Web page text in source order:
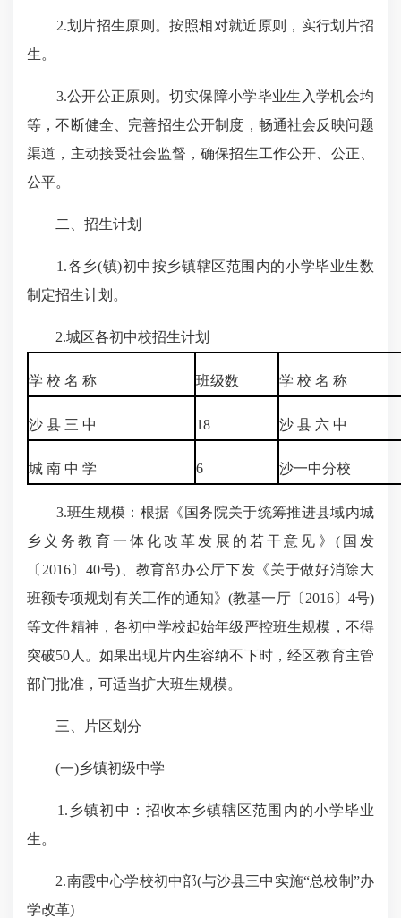
2.划片招生原则。按照相对就近原则，实行划片招
生。
3.公开公正原则。切实保障小学毕业生入学机会均
等，不断健全、完善招生公开制度，畅通社会反映问题
渠道，主动接受社会监督，确保招生工作公开、公正、
公平。
二、招生计划
1.各乡(镇)初中按乡镇辖区范围内的小学毕业生数
制定招生计划。
2.城区各初中校招生计划
学 校 名 称 班级数 学 校 名 称
沙 县 三 中 18 沙 县 六 中
城 南 中 学 6 沙一中分校
3.班生规模：根据《国务院关于统筹推进县域内城
乡义务教育一体化改革发展的若干意见》(国发
〔2016〕40号)、教育部办公厅下发《关于做好消除大
班额专项规划有关工作的通知》(教基一厅〔2016〕4号)
等文件精神，各初中学校起始年级严控班生规模，不得
突破50人。如果出现片内生容纳不下时，经区教育主管
部门批准，可适当扩大班生规模。
三、片区划分
(一)乡镇初级中学
1.乡镇初中：招收本乡镇辖区范围内的小学毕业
生。
2.南霞中心学校初中部(与沙县三中实施“总校制”办
学改革)